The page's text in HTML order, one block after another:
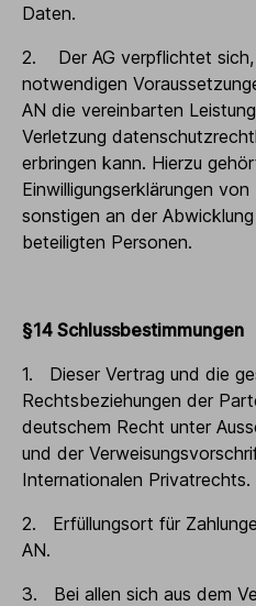
Daten.
2. Der AG verpflichtet sich,
notwendigen
AN die vereinbarten
Verletzung
erbringen kann. Hierzu
Einwilligungserklärungen
sonstigen an der
beteiligten Personen.
§14 Schlussbestimmungen
1. Dieser Vertrag und die
Rechtsbeziehungen der
deutschem Recht unter
und der
Internationalen Privatrechts.
2. Erfüllungsort für
AN.
3. Bei allen sich aus dem